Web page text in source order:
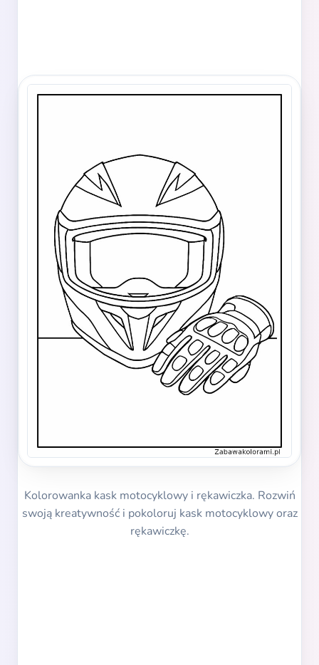
Kolorowanka kask motocyklowy i rękawiczka. Rozwiń
swoją kreatywność i pokoloruj kask motocyklowy oraz
rękawiczkę.